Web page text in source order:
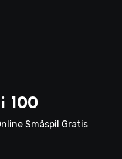
100
Småspil Gratis